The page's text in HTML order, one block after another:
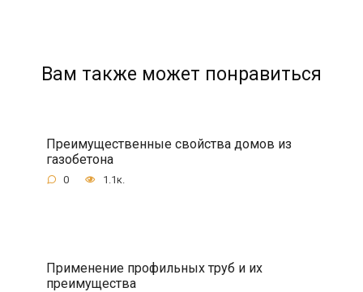
Вам также может понравиться
Преимущественные свойства домов из
газобетона
0 1.1к.
Применение профильных труб и их
преимущества